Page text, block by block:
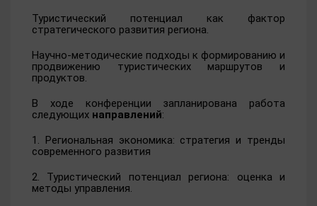
Туристический потенциал как фактор
стратегического развития региона.
Научно-методические подходы к формированию и
продвижению туристических маршрутов и
продуктов.
В ходе конференции запланирована работа
следующих направлений:
1. Региональная экономика: стратегия и тренды
современного развития
2. Туристический потенциал региона: оценка и
методы управления.